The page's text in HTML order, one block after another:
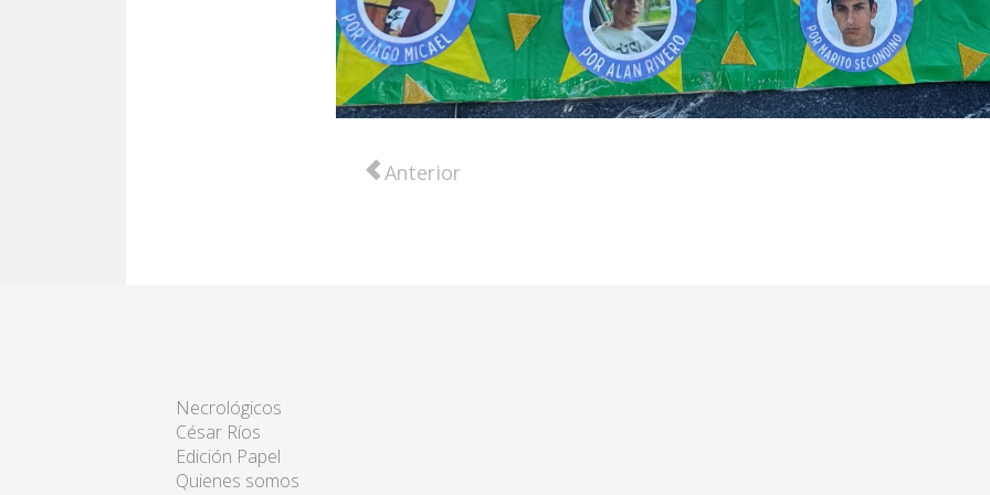
Artículo anterior: Un hombre detenido tras herir de un escopetazo
Anterior
Necrológicos
César Ríos
Edición Papel
Quienes somos